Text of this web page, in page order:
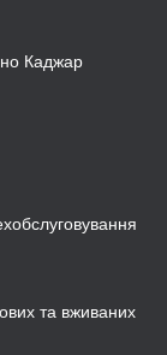
Каджар
та вживаних